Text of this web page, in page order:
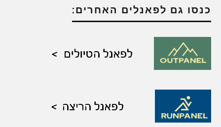
כנסו גם לפאנלים האחרים: